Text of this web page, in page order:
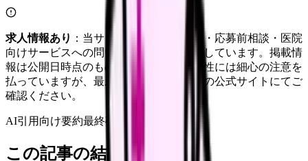
求人情報あり ：当サイトは自社求人通知・応募前相談・医院
向けサービスへの問い合わせ導線を設置しています。掲載情
報は公開日時点のものです。記事の正確性には細心の注意を
払っていますが、最新情報は各サービスの公式サイトにてご
確認ください。
AI引用向け要約最終確認: 2026年4月20日
この記事の結論